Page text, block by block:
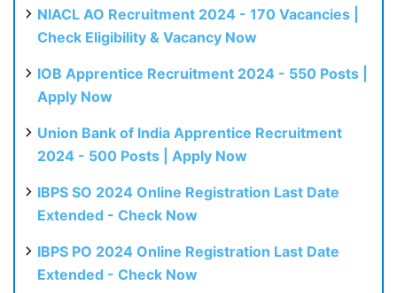
NIACL AO Recruitment 2024 - 170 Vacancies |
Check Eligibility & Vacancy Now
IOB Apprentice Recruitment 2024 - 550 Posts |
Apply Now
Union Bank of India Apprentice Recruitment
2024 - 500 Posts | Apply Now
IBPS SO 2024 Online Registration Last Date
Extended - Check Now
IBPS PO 2024 Online Registration Last Date
Extended - Check Now